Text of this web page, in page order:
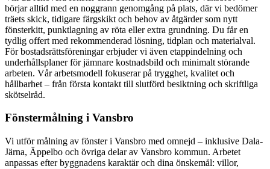
börjar alltid med en noggrann genomgång på plats, där vi bedömer
träets skick, tidigare färgskikt och behov av åtgärder som nytt
fönsterkitt, punktlagning av röta eller extra grundning. Du får en
tydlig offert med rekommenderad lösning, tidplan och materialval.
För bostadsrättsföreningar erbjuder vi även etappindelning och
underhållsplaner för jämnare kostnadsbild och minimalt störande
arbeten. Vår arbetsmodell fokuserar på trygghet, kvalitet och
hållbarhet – från första kontakt till slutförd besiktning och skriftliga
skötselråd.
Fönstermålning i Vansbro
Vi utför målning av fönster i Vansbro med omnejd – inklusive Dala-
Järna, Äppelbo och övriga delar av Vansbro kommun. Arbetet
anpassas efter byggnadens karaktär och dina önskemål: villor,